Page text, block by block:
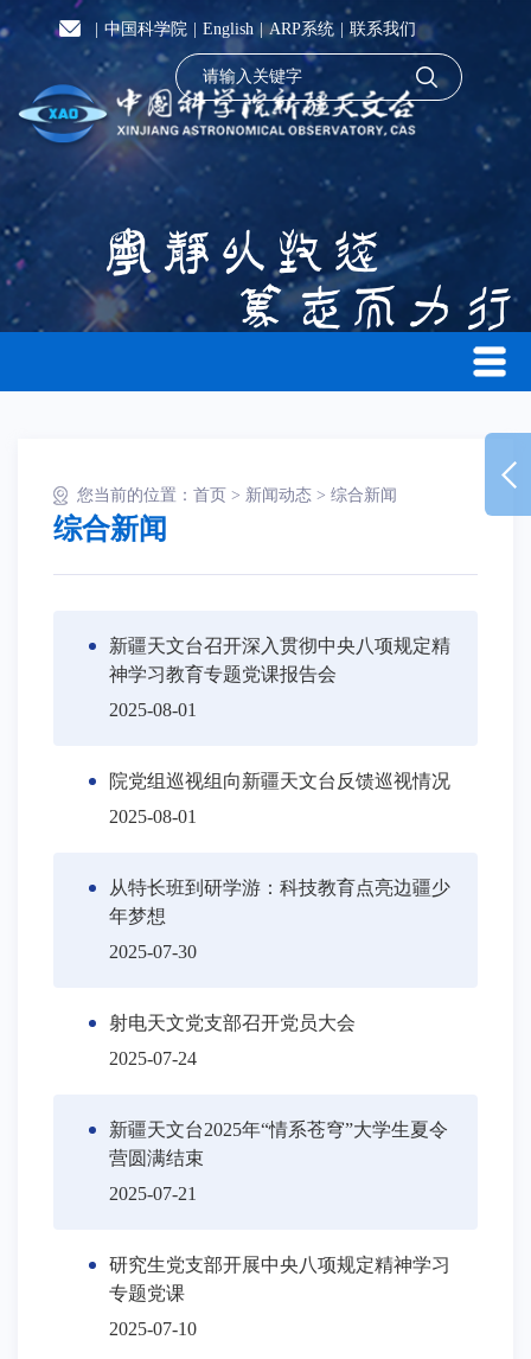
中国科学院 English |ARP系统 联系我们
您当前的位置： 首页 > 新闻动态 > 综合新闻
综合新闻
新疆天文台召开深入贯彻中央八项规定精
神学习教育专题党课报告会
2025-08-01
院党组巡视组向新疆天文台反馈巡视情况
2025-08-01
从特长班到研学游：科技教育点亮边疆少
年梦想
2025-07-30
射电天文党支部召开党员大会
2025-07-24
新疆天文台2025年“情系苍穹”大学生夏令
营圆满结束
2025-07-21
研究生党支部开展中央八项规定精神学习
专题党课
2025-07-10